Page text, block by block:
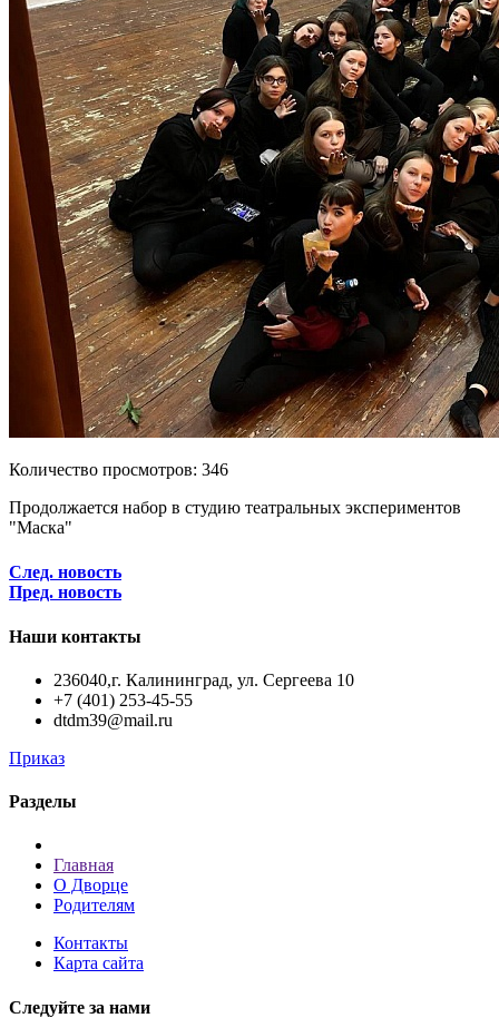
Количество просмотров: 346
Продолжается набор в студию театральных экспериментов
"Маска"
След. новость
Пред. новость
Наши контакты
236040,г. Калининград, ул. Сергеева 10
+7 (401) 253-45-55
dtdm39@mail.ru
Приказ
Разделы
Главная
О Дворце
Родителям
Контакты
Карта сайта
Следуйте за нами